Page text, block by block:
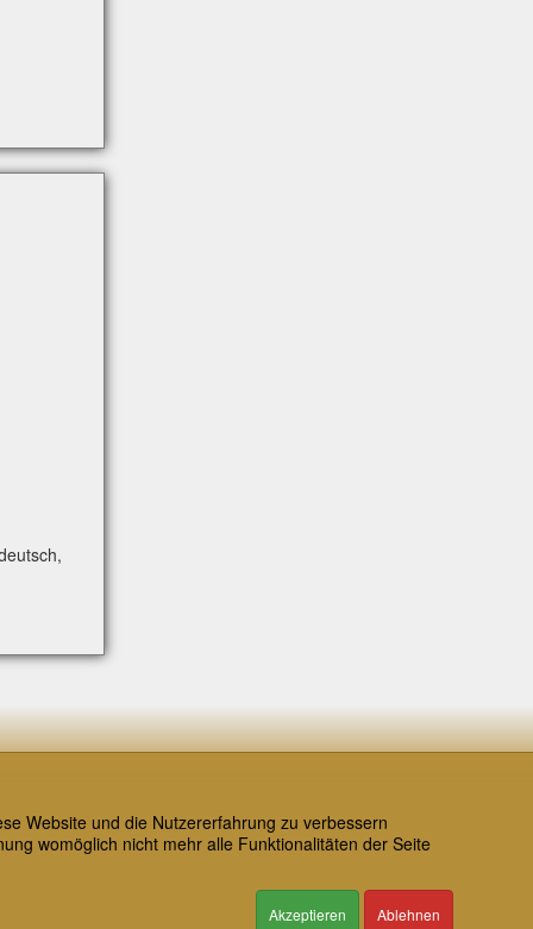
Website und die Nutzererfahrung zu verbessern
womöglich nicht mehr alle Funktionalitäten der Seite
Akzeptieren Ablehnen